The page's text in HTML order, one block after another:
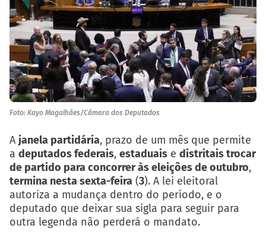
Foto: Kayo Magalhães/Câmara dos Deputados
A janela partidária, prazo de um mês que permite
a deputados federais, estaduais e distritais trocar
de partido para concorrer às eleições de outubro,
termina nesta sexta-feira (3). A lei eleitoral
autoriza a mudança dentro do período, e o
deputado que deixar sua sigla para seguir para
outra legenda não perderá o mandato.